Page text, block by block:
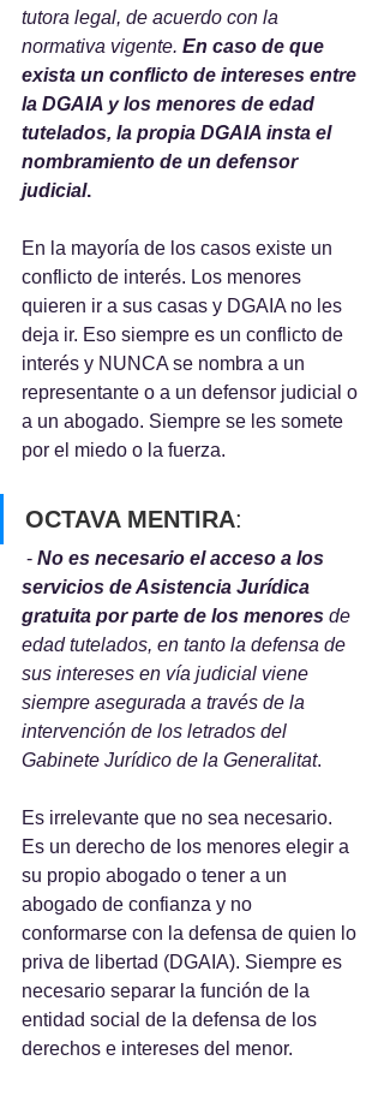
tutora legal, de acuerdo con la
normativa vigente. En caso de que
exista un conflicto de intereses entre
la DGAIA y los menores de edad
tutelados, la propia DGAIA insta el
nombramiento de un defensor
judicial.
En la mayoría de los casos existe un
conflicto de interés. Los menores
quieren ir a sus casas y DGAIA no les
deja ir. Eso siempre es un conflicto de
interés y NUNCA se nombra a un
representante o a un defensor judicial o
a un abogado. Siempre se les somete
por el miedo o la fuerza.
OCTAVA MENTIRA:
- No es necesario el acceso a los
servicios de Asistencia Jurídica
gratuita por parte de los menores de
edad tutelados, en tanto la defensa de
sus intereses en vía judicial viene
siempre asegurada a través de la
intervención de los letrados del
Gabinete Jurídico de la Generalitat.
Es irrelevante que no sea necesario.
Es un derecho de los menores elegir a
su propio abogado o tener a un
abogado de confianza y no
conformarse con la defensa de quien lo
priva de libertad (DGAIA). Siempre es
necesario separar la función de la
entidad social de la defensa de los
derechos e intereses del menor.